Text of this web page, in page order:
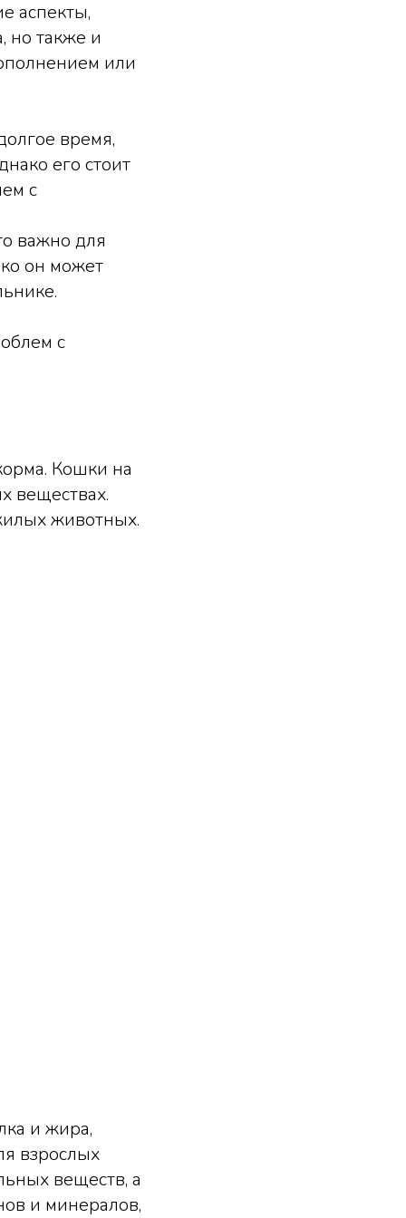
аспекты,
но также и
или
время,
его стоит
с
важно для
он может
с
Кошки на
веществах.
животных.
и жира,
взрослых
веществ, а
и минералов,